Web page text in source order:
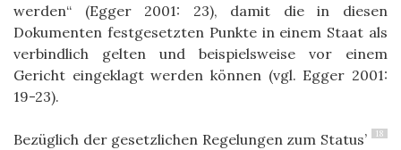
werden“ (Egger 2001: 23), damit die in diesen
Dokumenten festgesetzten Punkte in einem Staat als
verbindlich gelten und beispielsweise vor einem
Gericht eingeklagt werden können (vgl. Egger 2001:
19-23).
18
Bezüglich der gesetzlichen Regelungen zum Status’